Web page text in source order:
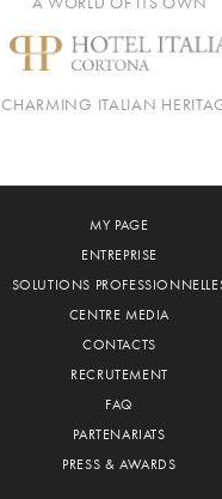
CHARMING ITALIAN
MY PAGE
ENTREPRISE
SOLUTIONS
CENTRE MEDIA
CONTACTS
RECRUTEMENT
FAQ
PARTENARIATS
PRESS & AWARDS